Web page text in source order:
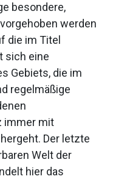
besondere,
werden
die im Titel
sich eine
Gebiets, die im
regelmäßige
immer mit
Der letzte
Welt der
hier das